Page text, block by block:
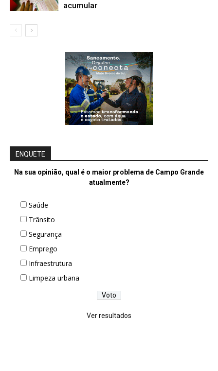
acumular
ENQUETE
Na sua opinião, qual é o maior problema de Campo Grande
atualmente?
Saúde
Trânsito
Segurança
Emprego
Infraestrutura
Limpeza urbana
Ver resultados